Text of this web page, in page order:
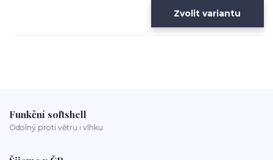
Zvolit variantu
Funkční softshell
Odolný proti větru i vlhku